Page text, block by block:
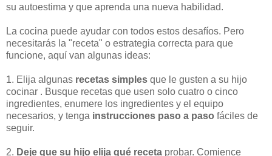
su autoestima y que aprenda una nueva habilidad.
La cocina puede ayudar con todos estos desafíos. Pero
necesitarás la "receta" o estrategia correcta para que
funcione, aquí van algunas ideas:
1. Elija algunas recetas simples que le gusten a su hijo
cocinar . Busque recetas que usen solo cuatro o cinco
ingredientes, enumere los ingredientes y el equipo
necesarios, y tenga instrucciones paso a paso fáciles de
seguir.
2. Deje que su hijo elija qué receta probar. Comience